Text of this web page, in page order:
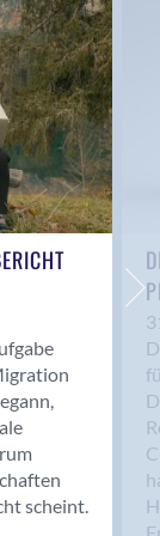
scheint.